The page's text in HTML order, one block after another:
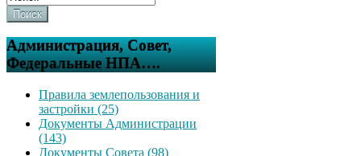
Поиск
Администрация, Совет,
Федеральные НПА….
Правила землепользования и
застройки (25)
Документы Администрации
(143)
Документы Совета (98)